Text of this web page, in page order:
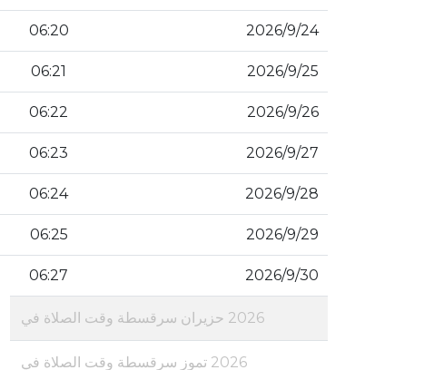
24‏‏/9‏‏/2026
06:20
25‏‏/9‏‏/2026
06:21
26‏‏/9‏‏/2026
06:22
27‏‏/9‏‏/2026
06:23
28‏‏/9‏‏/2026
06:24
29‏‏/9‏‏/2026
06:25
30‏‏/9‏‏/2026
06:27
2026 حزيران سرقسطة وقت الصلاة في
2026 تموز سرقسطة وقت الصلاة في